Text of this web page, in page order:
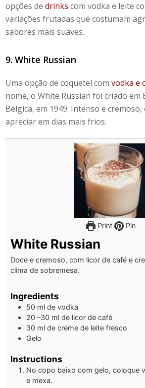
opções dedrinks com vodka e leite
variações frutadas que costumam
sabores mais suaves.
9. White Russian
Uma opção de coquetel comvodka e
nome, o White Russian foi criado em
Bélgica, em 1949. Intenso e cremoso,
apreciar em dias mais frios.
Print Pin
White Russian
Doce e cremoso, com licor de café e
clima de sobremesa.
Ingredients
50 ml de vodka
20 –30 ml de licor de café
30 ml de creme de leite fresco
Gelo
Instructions
No copo baixo com gelo, coloque
e mexa.